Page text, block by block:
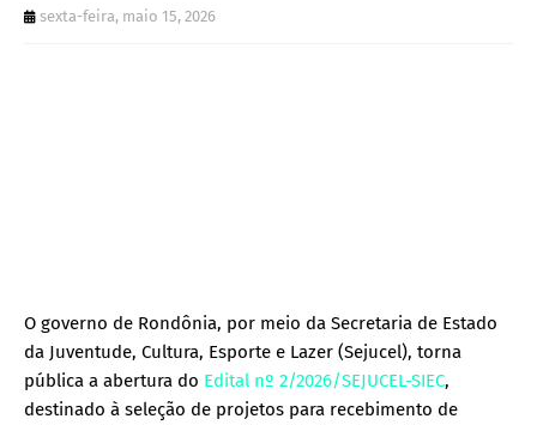
sexta-feira, maio 15, 2026
O governo de Rondônia, por meio da Secretaria de Estado
da Juventude, Cultura, Esporte e Lazer (Sejucel), torna
pública a abertura do Edital nº 2/2026/SEJUCEL-SIEC,
destinado à seleção de projetos para recebimento de